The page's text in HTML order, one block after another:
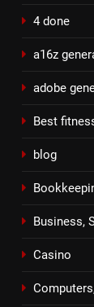
4 done
a16z
adobe
Best
blog
Business,
Casino